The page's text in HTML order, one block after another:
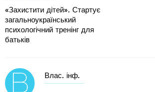
«Захистити дітей». Стартує
загальноукраїнський
психологічний тренінг для
батьків
Влас. інф.